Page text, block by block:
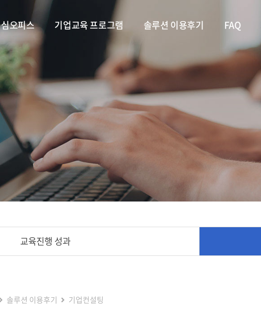
심오피스 기업교육 프로그램 솔루션 이용후기 FAQ
교육진행 성과
솔루션 이용후기 기업컨설팅